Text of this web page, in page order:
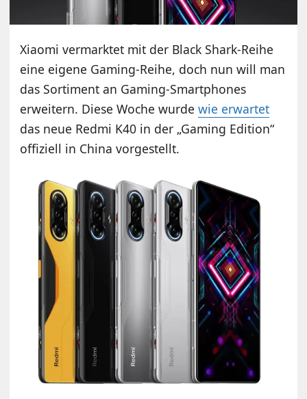
Xiaomi vermarktet mit der Black Shark-Reihe
eine eigene Gaming-Reihe, doch nun will man
das Sortiment an Gaming-Smartphones
erweitern. Diese Woche wurdewie erwartet
das neue Redmi K40 in der „Gaming Edition“
offiziell in China vorgestellt.